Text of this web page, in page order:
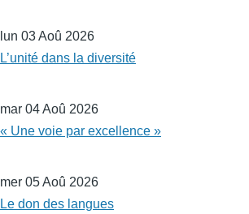
lun 03 Aoû 2026
L’unité dans la diversité
mar 04 Aoû 2026
« Une voie par excellence »
mer 05 Aoû 2026
Le don des langues